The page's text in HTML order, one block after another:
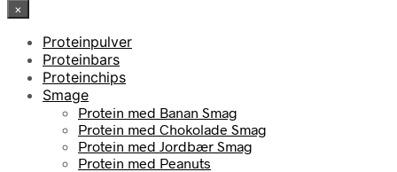
×
Proteinpulver
Proteinbars
Proteinchips
Smage
Protein med Banan Smag
Protein med Chokolade Smag
Protein med Jordbær Smag
Protein med Peanuts